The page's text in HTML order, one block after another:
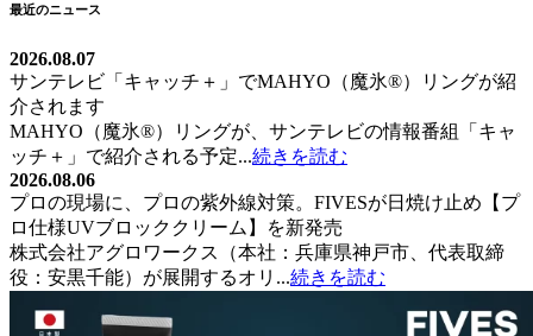
ゲ
ー
シ
ョ
ン
最近のニュース
2026.08.07
サンテレビ「キャッチ＋」でMAHYO（魔氷®）リングが紹
介されます
MAHYO（魔氷®）リングが、サンテレビの情報番組「キャ
ッチ＋」で紹介される予定...続きを読む
2026.08.06
プロの現場に、プロの紫外線対策。FIVESが日焼け止め【プ
ロ仕様UVブロッククリーム】を新発売
株式会社アグロワークス（本社：兵庫県神戸市、代表取締
役：安黒千能）が展開するオリ...続きを読む